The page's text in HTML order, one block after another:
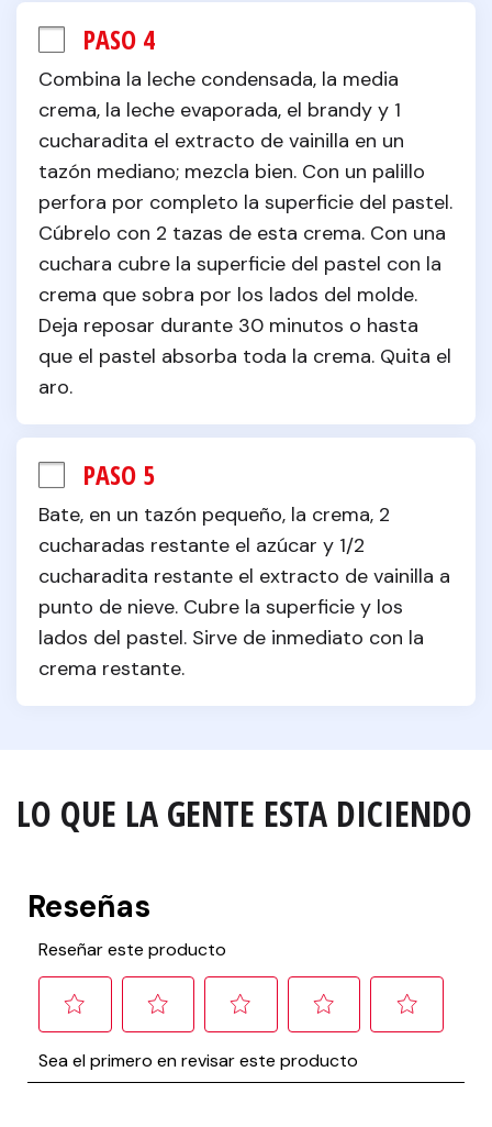
PASO 4
Combina la leche condensada, la media
crema, la leche evaporada, el brandy y 1
cucharadita el extracto de vainilla en un
tazón mediano; mezcla bien. Con un palillo
perfora por completo la superficie del pastel.
Cúbrelo con 2 tazas de esta crema. Con una
cuchara cubre la superficie del pastel con la
crema que sobra por los lados del molde.
Deja reposar durante 30 minutos o hasta
que el pastel absorba toda la crema. Quita el
aro.
PASO 5
Bate, en un tazón pequeño, la crema, 2
cucharadas restante el azúcar y 1/2
cucharadita restante el extracto de vainilla a
punto de nieve. Cubre la superficie y los
lados del pastel. Sirve de inmediato con la
crema restante.
LO QUE LA GENTE ESTA DICIENDO